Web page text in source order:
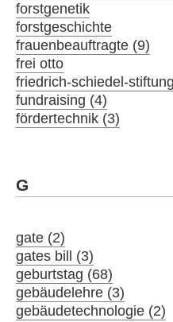
forstgenetik
forstgeschichte
frauenbeauftragte (9)
frei otto
friedrich-schiedel-
fundraising (4)
fördertechnik (3)
G
gate (2)
gates bill (3)
geburtstag (68)
gebäudelehre (3)
gebäudetechnologie (2)